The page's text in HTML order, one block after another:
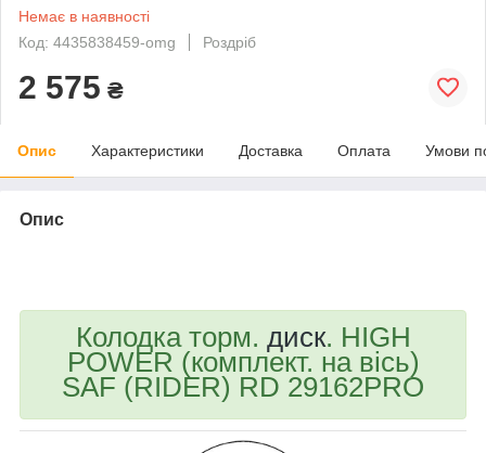
Немає в наявності
Код: 4435838459-omg
Роздріб
2 575 ₴
Опис Характеристики Доставка Оплата Умови
Опис
Колодка торм. диск. HIGH
POWER (комплект. на вісь)
SAF (RIDER) RD 29162PRO